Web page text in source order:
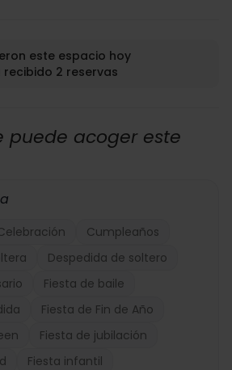
este espacio hoy
recibido 2 reservas
puede acoger este
Cumpleaños
Despedida de soltero
Fiesta de baile
Fiesta de Fin de Año
Fiesta de jubilación
Fiesta infantil